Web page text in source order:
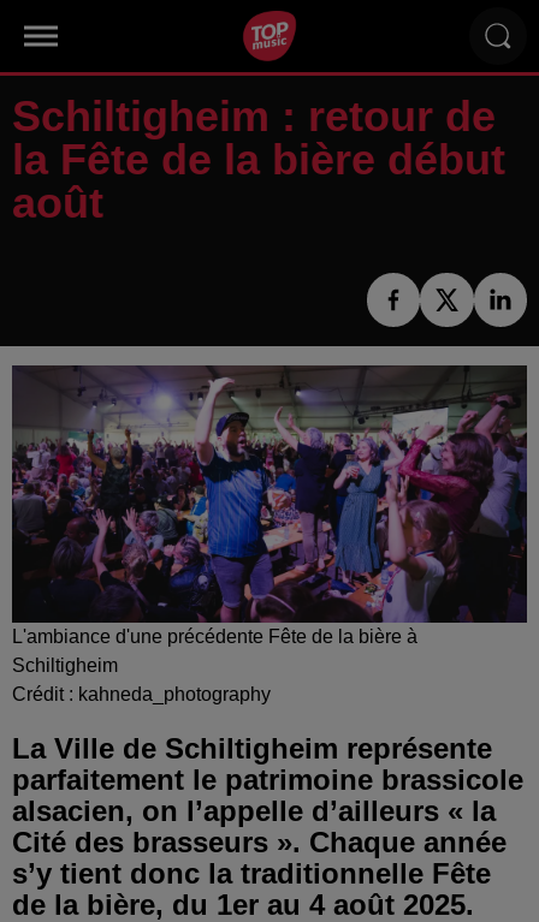
Schiltigheim : retour de
la Fête de la bière début
août
L'ambiance d'une précédente Fête de la bière à
Schiltigheim
Crédit : kahneda_photography
La Ville de Schiltigheim représente
parfaitement le patrimoine brassicole
alsacien, on l’appelle d’ailleurs « la
Cité des brasseurs ». Chaque année
s’y tient donc la traditionnelle Fête
de la bière, du 1er au 4 août 2025.